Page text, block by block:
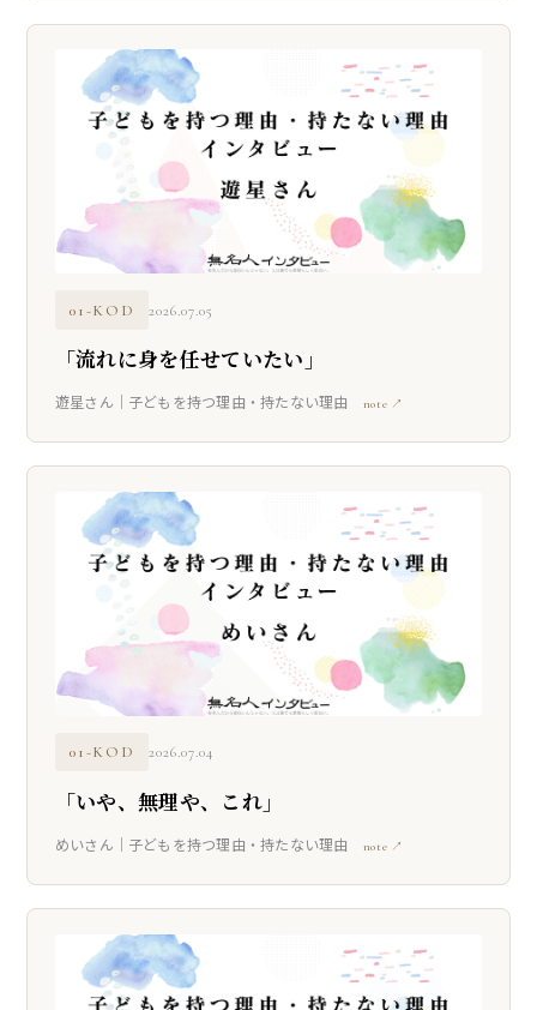
01-KOD 2026.07.05
「流れに身を任せていたい」
遊星さん｜子どもを持つ理由・持たない理由 note ↗
01-KOD 2026.07.04
「いや、無理や、これ」
めいさん｜子どもを持つ理由・持たない理由 note ↗